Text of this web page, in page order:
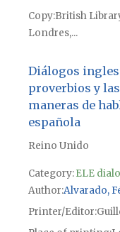
CopyBritish
Londres,...
Diálogos
proverbios y
maneras de
española
Reino Unido
Category:ELE
Author Alvarado,
Printer/Editor